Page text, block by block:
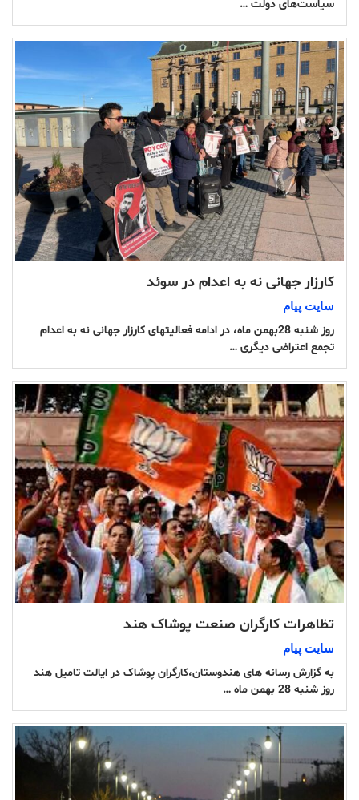
سیاست‌های دولت …
کارزار جهانی نه به اعدام در سوئد
سایت پیام
روز شنبە 28بهمن ماه، در ادامە فعالیتهای کارزار جهانی نە بە اعدام
تجمع اعتراضی دیگری …
تظاهرات کارگران صنعت پوشاک هند
سایت پیام
به گزارش رسانه های هندوستان،کارگران پوشاک در ایالت تامیل هند
روز شنبه 28 بهمن ماه …